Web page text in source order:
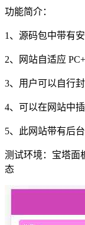
功能简介：
1、源码包中带有
2、网站自适应
3、用户可以自行
4、可以在网站中
5、此网站带有后
测试环境：宝塔面
态